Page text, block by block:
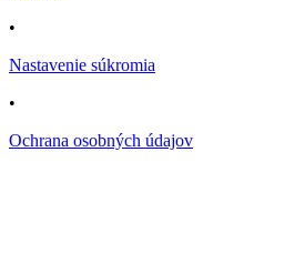
•
Nastavenie súkromia
•
Ochrana osobných údajov